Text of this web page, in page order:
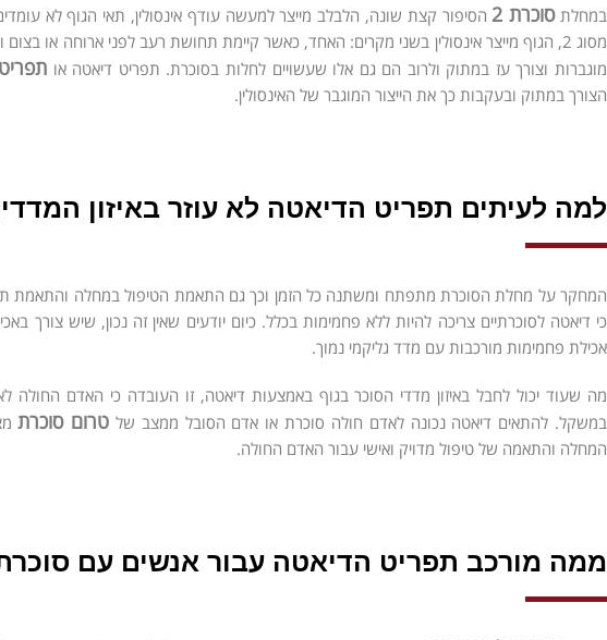
במחלתסוכרת 2 הסיפור קצת שונה, הלבלב מייצר למעשה עודף אינסולין, תאי הגוף לא
מסוג 2, הגוף מייצר אינסולין בשני מקרים: האחד, כאשר קיימת תחושת רעב לפני ארוחה
מוגברות וצורך עז במתוק ולרוב הם גם אלו שעשויים לחלות בסוכרת. תפריט דיאטה או
הצורך במתוק ובעקבות כך את הייצור המוגבר של האינסולין.
למה לעיתים תפריט הדיאטה לא עוזר באיזון
המחקר על מחלת הסוכרת מתפתח ומשתנה כל הזמן וכך גם התאמת הטיפול במחלה והתאמת
כי דיאטה לסוכרתיים צריכה להיות ללא פחמימות בכלל. כיום יודעים שאין זה נכון, שיש
אכילת פחמימות מורכבות עם מדד גליקמי נמוך.
מה שעוד יכול לחבל באיזון מדדי הסוכר בגוף באמצעות דיאטה, זו העובדה כי האדם החולה
במשקל. להתאים דיאטה נכונה לאדם חולה סוכרת או אדם הסובל ממצב של טרום סוכרת
המחלה והתאמה של טיפול מדויק ואישי עבור האדם החולה.
ממה מורכב תפריט הדיאטה עבור אנשים עם